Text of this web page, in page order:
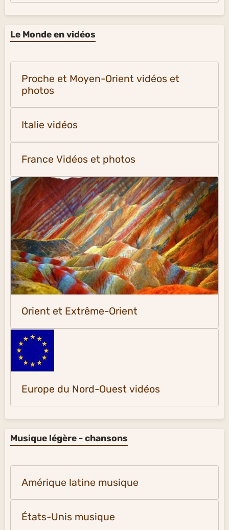
Le Monde en vidéos
Proche et Moyen-Orient vidéos et
photos
Italie vidéos
France Vidéos et photos
Orient et Extrême-Orient
Europe du Nord-Ouest vidéos
Musique légère - chansons
Amérique latine musique
États-Unis musique